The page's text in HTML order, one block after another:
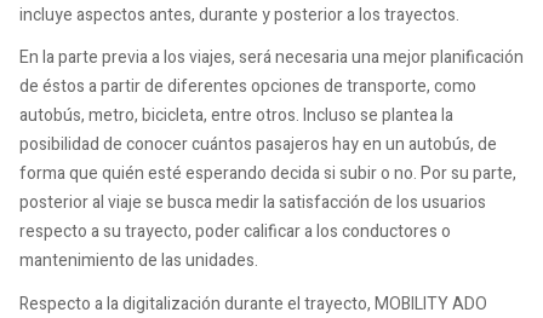
incluye aspectos antes, durante y posterior a los trayectos.
En la parte previa a los viajes, será necesaria una mejor planificación
de éstos a partir de diferentes opciones de transporte, como
autobús, metro, bicicleta, entre otros. Incluso se plantea la
posibilidad de conocer cuántos pasajeros hay en un autobús, de
forma que quién esté esperando decida si subir o no. Por su parte,
posterior al viaje se busca medir la satisfacción de los usuarios
respecto a su trayecto, poder calificar a los conductores o
mantenimiento de las unidades.
Respecto a la digitalización durante el trayecto, MOBILITY ADO